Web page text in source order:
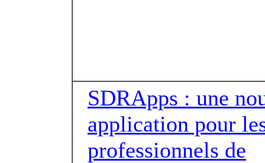
SDRApps : une
application pour
professionnels de